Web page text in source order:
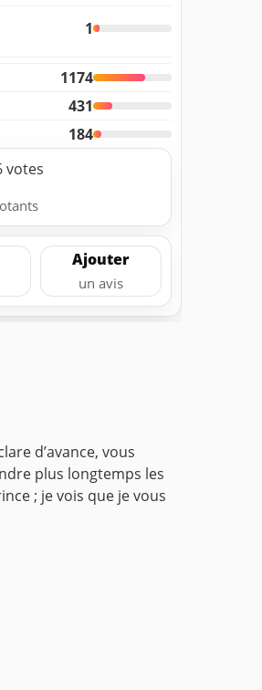
1
1174
431
184
votes
Ajouter
un avis
d’avance, vous
plus longtemps les
; je vois que je vous